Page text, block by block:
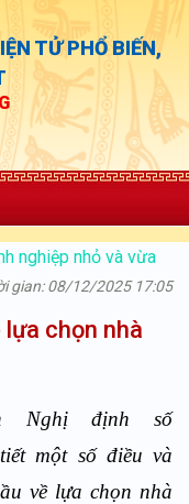
TỬ PHỔ BIẾN,
nghiệp nhỏ và vừa
gian: 08/12/2025 17:05
chọn nhà
Nghị định số
một số điều và
về lựa chọn nhà